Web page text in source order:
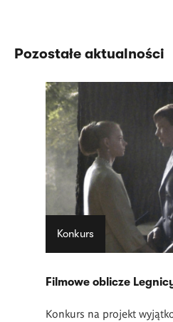
Pozostałe aktualności
Konkurs
Filmowe oblicze
Konkurs na projekt